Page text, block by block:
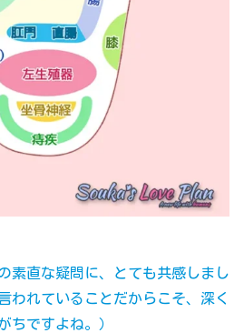
素直な疑問に、とても共感しまし
われていることだからこそ、深く
ちですよね。）